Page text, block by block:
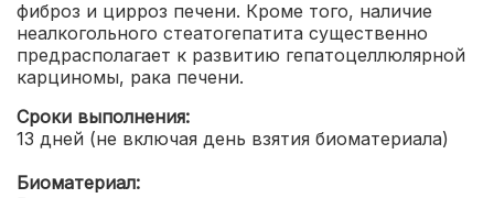
фиброз и цирроз печени. Кроме того, наличие
неалкогольного стеатогепатита существенно
предрасполагает к развитию гепатоцеллюлярной
карциномы, рака печени.
Сроки выполнения:
13 дней (не включая день взятия биоматериала)
Биоматериал: